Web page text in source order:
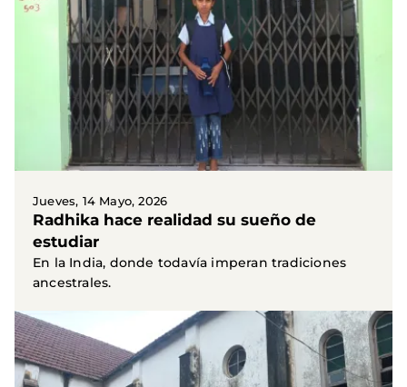
Jueves, 14 Mayo, 2026
Radhika hace realidad su sueño de
estudiar
En la India, donde todavía imperan tradiciones
ancestrales.